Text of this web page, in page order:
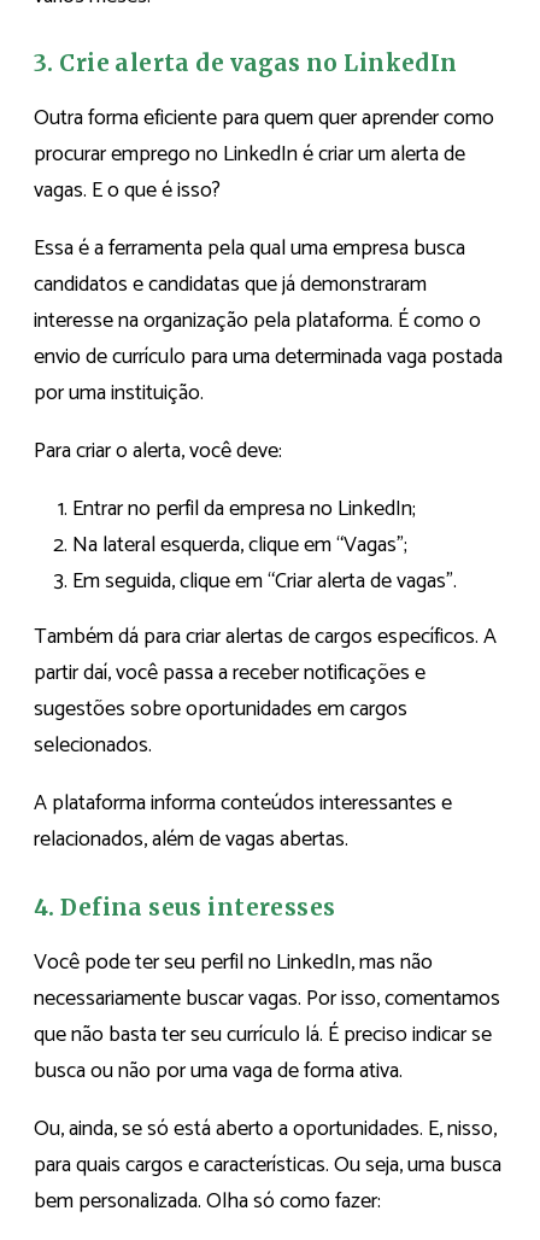
3. Crie alerta de vagas no LinkedIn
Outra forma eficiente para quem quer aprender como
procurar emprego no LinkedIn é criar um alerta de
vagas. E o que é isso?
Essa é a ferramenta pela qual uma empresa busca
candidatos e candidatas que já demonstraram
interesse na organização pela plataforma. É como o
envio de currículo para uma determinada vaga postada
por uma instituição.
Para criar o alerta, você deve:
Entrar no perfil da empresa no LinkedIn;
Na lateral esquerda, clique em “Vagas”;
Em seguida, clique em “Criar alerta de vagas”.
Também dá para criar alertas de cargos específicos. A
partir daí, você passa a receber notificações e
sugestões sobre oportunidades em cargos
selecionados.
A plataforma informa conteúdos interessantes e
relacionados, além de vagas abertas.
4. Defina seus interesses
Você pode ter seu perfil no LinkedIn, mas não
necessariamente buscar vagas. Por isso, comentamos
que não basta ter seu currículo lá. É preciso indicar se
busca ou não por uma vaga de forma ativa.
Ou, ainda, se só está aberto a oportunidades. E, nisso,
para quais cargos e características. Ou seja, uma busca
bem personalizada. Olha só como fazer: